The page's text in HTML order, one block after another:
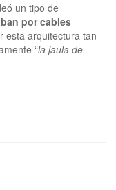
un tipo de
por cables
esta arquitectura tan
“la jaula de